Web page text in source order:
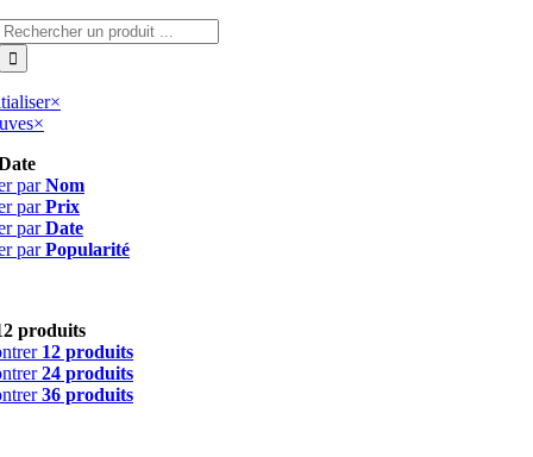
×
×
parNom
parPrix
parDate
parPopularité
produits
12 produits
24 produits
36 produits